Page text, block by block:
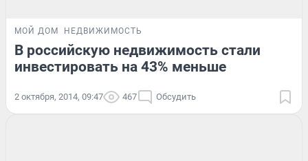
МОЙ ДОМ НЕДВИЖИМОСТЬ
В российскую недвижимость стали
инвестировать на 43% меньше
2 октября, 2014, 09:47 467 Обсудить